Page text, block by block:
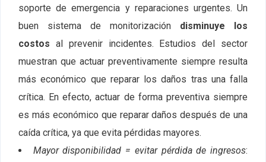
soporte de emergencia y reparaciones urgentes. Un
buen sistema de monitorización disminuye los
costos al prevenir incidentes. Estudios del sector
muestran que actuar preventivamente siempre resulta
más económico que reparar los daños tras una falla
crítica. En efecto, actuar de forma preventiva siempre
es más económico que reparar daños después de una
caída crítica, ya que evita pérdidas mayores.
Mayor disponibilidad = evitar pérdida de ingresos: